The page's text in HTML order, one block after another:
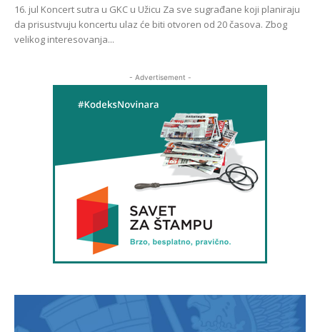
16. jul Koncert sutra u GKC u Užicu Za sve sugrađane koji planiraju
da prisustvuju koncertu ulaz će biti otvoren od 20 časova. Zbog
velikog interesovanja...
- Advertisement -